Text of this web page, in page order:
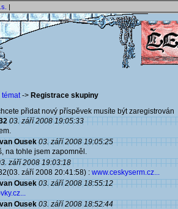
|
témat-> Registrace skupiny
přidat nový příspěvek musíte být
03. září 2008 19:05:33
Ousek 03. září 2008 19:05:25
na tohle jsem zapomněl.
září 2008 19:03:18
září 2008 20:41:58) : www.ceskyserm.cz...
Ousek 03. září 2008 18:55:12
Ousek 03. září 2008 18:52:44